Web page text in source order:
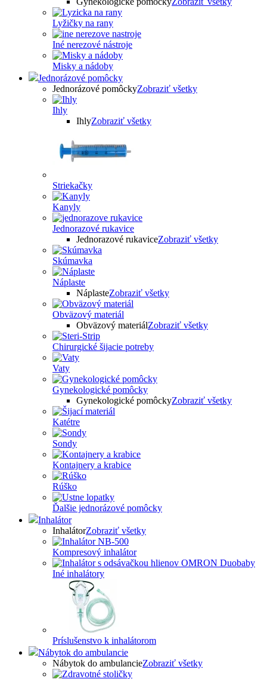
Lyžičky na rany
Iné nerezové nástroje
Misky a nádoby
Jednorázové pomôcky
Jednorázové pomôckyZobraziť všetky
Ihly
IhlyZobraziť všetky
Striekačky
Kanyly
Jednorazové rukavice
Jednorazové rukaviceZobraziť všetky
Skúmavka
Náplaste
NáplasteZobraziť všetky
Obväzový materiál
Obväzový materiálZobraziť všetky
Chirurgické šijacie potreby
Vaty
Gynekologické pomôcky
Gynekologické pomôckyZobraziť všetky
Katétre
Sondy
Kontajnery a krabice
Rúško
Ďalšie jednorázové pomôcky
Inhalátor
InhalátorZobraziť všetky
Kompresový inhalátor
Iné inhalátory
Príslušenstvo k inhalátorom
Nábytok do ambulancie
Nábytok do ambulancieZobraziť všetky